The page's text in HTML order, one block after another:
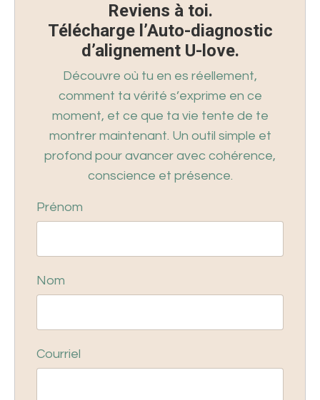
Reviens à toi.
Télécharge l’Auto-diagnostic
d’alignement U-love.
Découvre où tu en es réellement,
comment ta vérité s’exprime en ce
moment, et ce que ta vie tente de te
montrer maintenant. Un outil simple et
profond pour avancer avec cohérence,
conscience et présence.
Prénom
Nom
Courriel